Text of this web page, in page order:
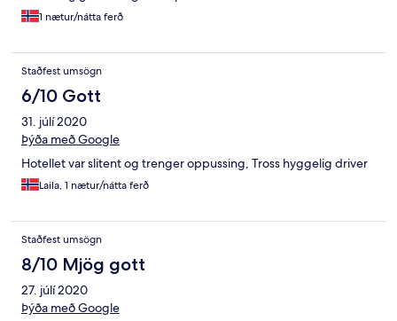
1 nætur/nátta ferð
Staðfest umsögn
6/10 Gott
31. júlí 2020
Þýða með Google
Hotellet var slitent og trenger oppussing, Tross hyggelig driver
Laila, 1 nætur/nátta ferð
Staðfest umsögn
8/10 Mjög gott
27. júlí 2020
Þýða með Google